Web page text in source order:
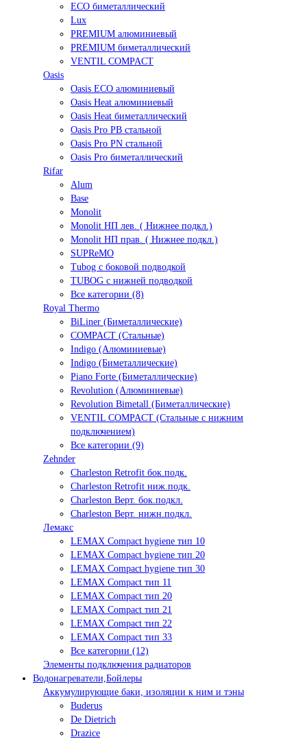
ECO биметаллический
Lux
PREMIUM алюминиевый
PREMIUM биметаллический
VENTIL COMPACT
Oasis
Oasis ECO алюминиевый
Oasis Heat алюминиевый
Oasis Heat биметаллический
Oasis Pro PB стальной
Oasis Pro PN стальной
Oasis Pro биметаллический
Rifar
Alum
Base
Monolit
Monolit НП лев. ( Нижнее подкл.)
Monolit НП прав. ( Нижнее подкл.)
SUPReMO
Tubog с боковой подводкой
TUBOG с нижней подводкой
Все категории (8)
Royal Thermo
BiLiner (Биметаллические)
COMPACT (Стальные)
Indigo (Алюминиевые)
Indigo (Биметаллические)
Piano Forte (Биметаллические)
Revolution (Алюминиевые)
Revolution Bimetall (Биметаллические)
VENTIL COMPACT (Стальные с нижним
подключением)
Все категории (9)
Zehnder
Charleston Retrofit бок.подк.
Charleston Retrofit ниж.подк.
Charleston Верт. бок.подкл.
Charleston Верт. нижн.подкл.
Лемакс
LEMAX Compact hygiene тип 10
LEMAX Compact hygiene тип 20
LEMAX Compact hygiene тип 30
LEMAX Compact тип 11
LEMAX Compact тип 20
LEMAX Compact тип 21
LEMAX Compact тип 22
LEMAX Compact тип 33
Все категории (12)
Элементы подключения радиаторов
Водонагреватели,Бойлеры
Аккумулирующие баки, изоляции к ним и тэны
Buderus
De Dietrich
Drazice